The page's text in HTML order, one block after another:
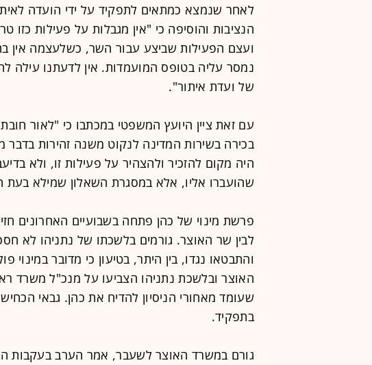
לאחר שנמצא כמתאים לתפקיד על ידי הועדה
הנציבות והוסיפה כי "אין מגבלות על פעילות
ועצם הפעילות שביצע עבור השר, כשלעצמה אין
נמסר עליה בטופס המועמדות. אין לדעתנו עילה
של ועדת איתור".
עם זאת ציין היועץ המשפטי במכתבו כי "לאור
בכירה בשירות המדינה לנקוט משנה זהירות בדבר
היה מקום להזכיר ולהצהיר על פעילות זו, ולא
שהועברו אליו, אלא במסגרת השאלון שמילא
פרשת מינוי של כהן פתחה בשבועיים האחרונים
לבין שר האוצר. גורמים בלשכתו של נתניהו לא
והתבטאו נגדו, בין היתר, בטיעון כי מדובר במינוי
האוצר ובלשכת נתניהו הצביעו על מנכ"ל משרד
שעומד מאחורי הניסיון להדיח את כהן. גבאי
בתפקיד.
גורם במשרד האוצר לשעבר, אמר הערב בעקבות